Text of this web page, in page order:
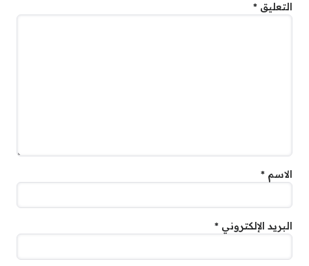
التعليق *
الاسم *
البريد الإلكتروني *